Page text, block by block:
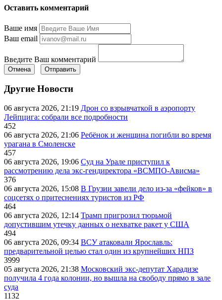
Оставить комментарий
Ваше имя
Ваш email
Введите Ваш комментарий
Отмена Отправить
Другие Новости
06 августа 2026, 21:19 Дрон со взрывчаткой в аэропорту
Лейпцига: собрали все подробности
452
06 августа 2026, 21:06 Ребёнок и женщина погибли во время
урагана в Смоленске
457
06 августа 2026, 19:06 Суд на Урале приступил к
рассмотрению дела экс-гендиректора «ВСМПО-Ависма»
376
06 августа 2026, 15:08 В Грузии завели дело из-за «фейков» в
соцсетях о притеснениях туристов из РФ
464
06 августа 2026, 12:14 Трамп пригрозил тюрьмой
допустившим утечку данных о нехватке ракет у США
494
06 августа 2026, 09:34 ВСУ атаковали Ярославль:
предварительной целью стал один из крупнейших НПЗ
3999
05 августа 2026, 21:38 Московский экс-депутат Харадизе
получила 4 года колонии, но вышла на свободу прямо в зале
суда
1132